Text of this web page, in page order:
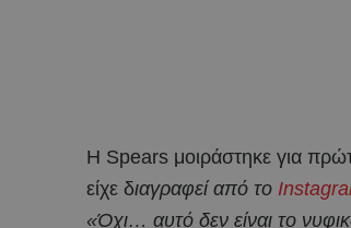
Η Spears μοιράστηκε για
είχε διαγραφεί από το
«Όχι… αυτό δεν είναι το